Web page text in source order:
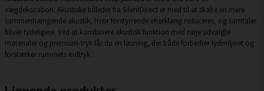
vægdekoration. Akustiske billeder fra SilentDirect er med til at skabe en mere
sammenhængende akustik, hvor forstyrrende efterklang reduceres, og samtaler
bliver tydeligere. Ved at kombinere akustisk funktion med nøje udvalgte
materialer og premium-tryk får du en løsning, der både forbedrer lydmiljøet og
forstærker rummets indtryk.